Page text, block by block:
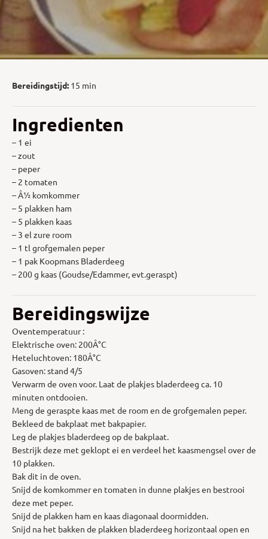
Bereidingstijd: 15 min
Ingredienten
– 1 ei
– zout
– peper
– 2 tomaten
– Â½ komkommer
– 5 plakken ham
– 5 plakken kaas
– 3 el zure room
– 1 tl grofgemalen peper
– 1 pak Koopmans Bladerdeeg
– 200 g kaas (Goudse/Edammer, evt.geraspt)
Bereidingswijze
Oventemperatuur :
Elektrische oven: 200Â°C
Heteluchtoven: 180Â°C
Gasoven: stand 4/5
Verwarm de oven voor. Laat de plakjes bladerdeeg ca. 10
minuten ontdooien.
Meng de geraspte kaas met de room en de grofgemalen peper.
Bekleed de bakplaat met bakpapier.
Leg de plakjes bladerdeeg op de bakplaat.
Bestrijk deze met geklopt ei en verdeel het kaasmengsel over de
10 plakken.
Bak dit in de oven.
Snijd de komkommer en tomaten in dunne plakjes en bestrooi
deze met peper.
Snijd de plakken ham en kaas diagonaal doormidden.
Snijd na het bakken de plakken bladerdeeg horizontaal open en